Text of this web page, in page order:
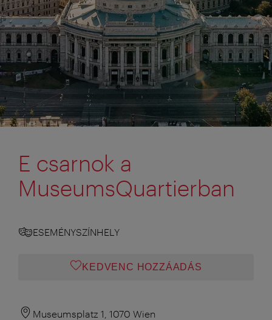
E csarnok a
MuseumsQuartierban
ESEMÉNYSZÍNHELY
KEDVENC HOZZÁADÁS
Museumsplatz 1, 1070 Wien